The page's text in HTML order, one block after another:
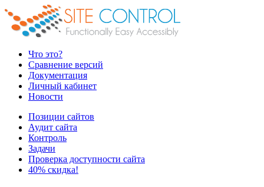
Что это?
Сравнение версий
Документация
Личный кабинет
Новости
Позиции сайтов
Аудит сайта
Контроль
Задачи
Проверка доступности сайта
40% скидка!